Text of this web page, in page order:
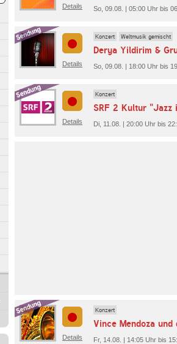
Details So, 09.08. | 05:00 Uhr bis
Details
Konzert Weltmusik gemischt
Derya Yildirim &
So, 09.08. | 18:00 Uhr bis
Details
Konzert
SRF 2 Kultur "Jazz
Di, 11.08. | 20:00 Uhr bis
Details
Konzert
Vince Mendoza und
Fr, 14.08. | 14:05 Uhr bis